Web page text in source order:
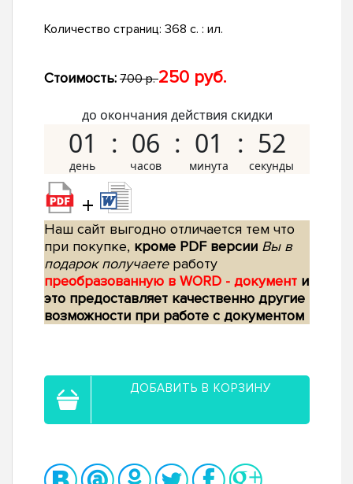
Количество страниц: 368 с. : ил.
Стоимость: 700 р.250 руб.
до окончания действия скидки
01 06 01 51
+
Наш сайт выгодно отличается тем что
при покупке, кроме PDF версии Вы в
подарок получаетеработу
преобразованную в WORD - документ и
это предоставляет качественно другие
возможности при работе с документом
ДОБАВИТЬ В КОРЗИНУ